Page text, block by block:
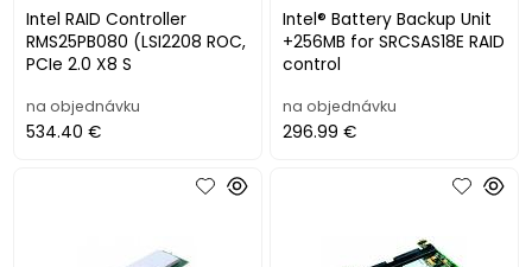
Intel RAID Controller
RMS25PB080 (LSI2208 ROC,
PCIe 2.0 X8 S
na objednávku
534.40 €
Intel® Battery Backup Unit
+256MB for SRCSAS18E RAID
control
na objednávku
296.99 €